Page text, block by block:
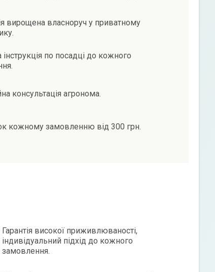
вирощена власноруч у приватному
по посадці до кожного
консультація агронома.
кожному замовленню від 300 грн.
Гарантія високої приживлюваності,
індивідуальний підхід до кожного
замовлення.